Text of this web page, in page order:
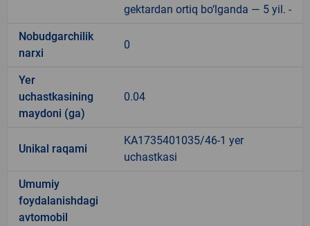
gektardan ortiq bo‘lganda — 5 yil. -
Nobudgarchilik
narxi
0
Yer
uchastkasining
maydoni (ga)
0.04
Unikal raqami
KA1735401035/46-1 yer
uchastkasi
Umumiy
foydalanishdagi
avtomobil